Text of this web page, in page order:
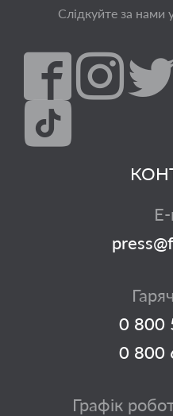
Слідкуйте за нами
0 800
0 800
Графік